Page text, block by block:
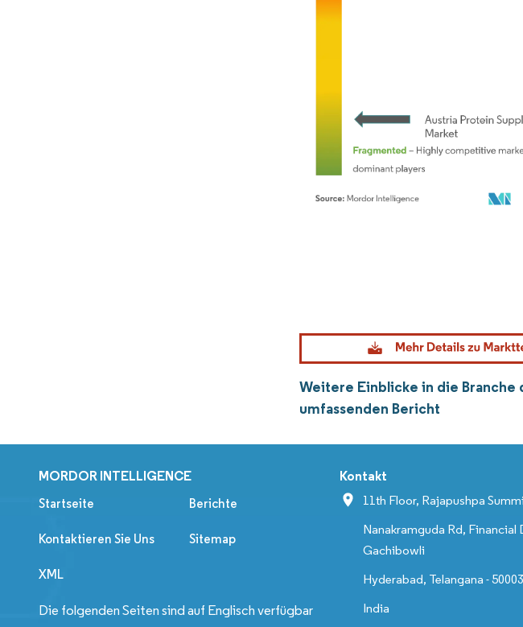
Weitere Einblicke in die
umfassenden Bericht
MORDOR INTELLIGENCE
Startseite Berichte
Kontaktieren Sie Uns Sitemap
XML
Die folgenden Seiten sind auf Englisch verfügbar
Kontakt
11th Floor, Rajapushpa
Nanakramguda Rd, Financial
Gachibowli
Hyderabad, Telangana -
India